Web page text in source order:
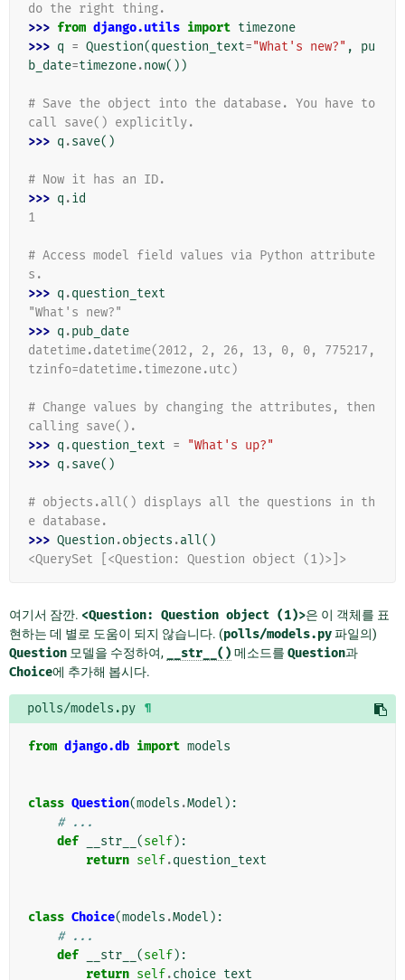
do the right thing.
>>> from django.utils import timezone
>>> q = Question(question_text="What's new?" ,
pu
b_date=timezone.now())
# Save the object into the database. You have to
call save() explicitly.
>>> q .save()
# Now it has an ID.
>>> q .id
1
# Access model field values via Python attribute
s.
>>> q .question_text
"What's new?"
>>> q .pub_date
datetime.datetime(2012, 2, 26, 13, 0, 0, 775217,
tzinfo=datetime.timezone.utc)
# Change values by changing the attributes, then
calling save().
>>> q .question_text =
"What's up?"
>>> q .save()
# objects.all() displays all the questions in th
e database.
>>> Question .objects .all()
<QuerySet [<Question: Question object (1)>]>
여기서 잠깐. <Question: Question object (1)>은 이 객체를 표
현하는 데 별로 도움이 되지 않습니다. (polls/models.py파일의)
Question 모델을 수정하여, __str__() 메소드를 Question과
Choice에 추가해 봅시다.
polls/models.py ¶
from django.db import models
class Question(models .Model ):
# ...
def
__str__ (self):
return self.question_text
class Choice(models .Model ):
# ...
def
__str__ (self):
return self.choice_text